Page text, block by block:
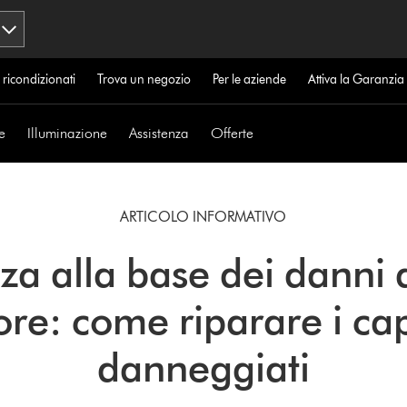
ricondizionati Trova un negozio Per le aziende Attiva la
Illuminazione Assistenza Offerte
ARTICOLO INFORMATIVO
alla base dei danni
come riparare i
danneggiati